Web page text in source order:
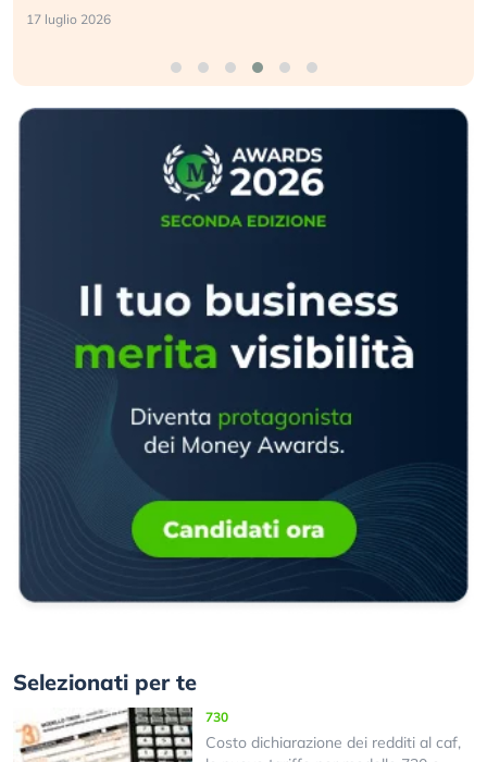
17 luglio 2026
Selezionati per te
730
Costo dichiarazione dei redditi al caf,